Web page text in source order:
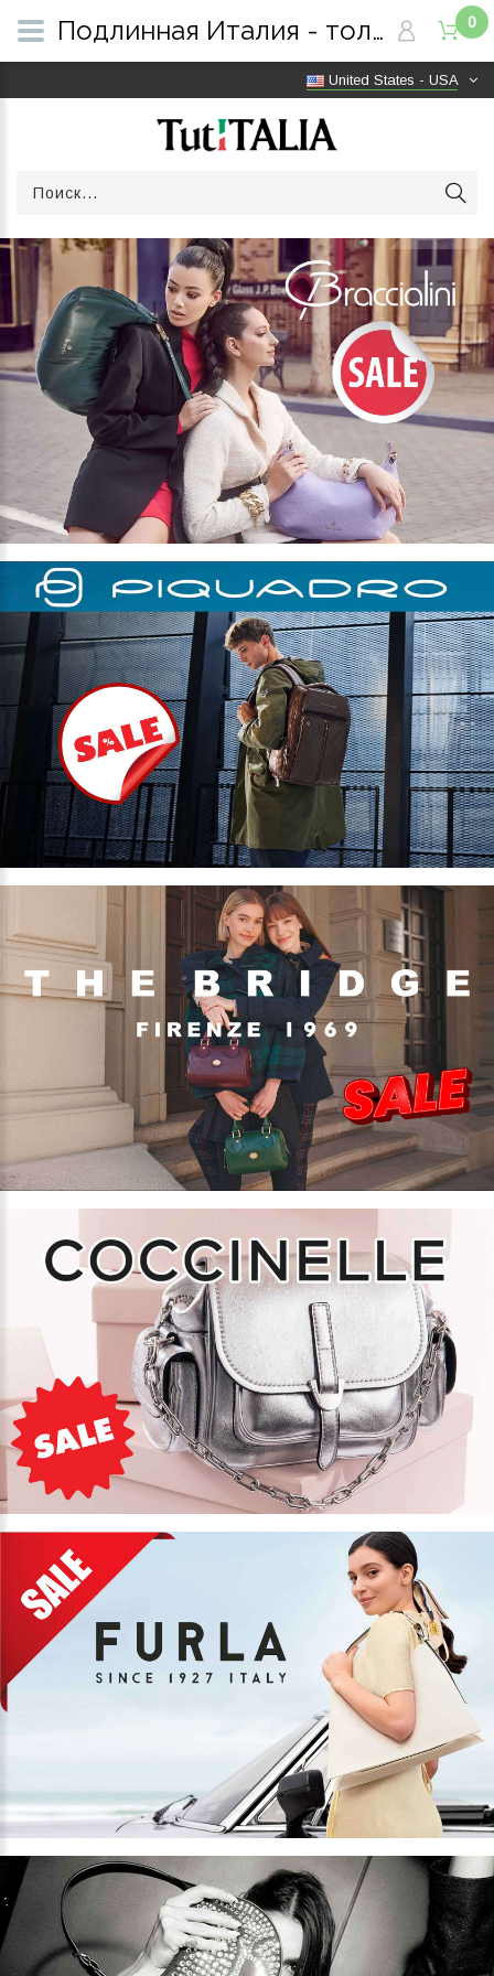
United States - USA
0
Подлинная Италия - только оригинальные товары | Бесплатная доставка по всему миру | TutITALIA